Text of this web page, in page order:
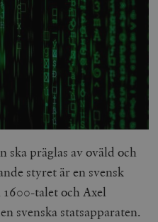
ska präglas av oväld och
styret är en svensk
talet och Axel
svenska statsapparaten.